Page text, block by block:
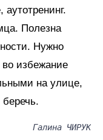
Полезна
Нужно
избежание
на улице,
Галина ЧИРУК